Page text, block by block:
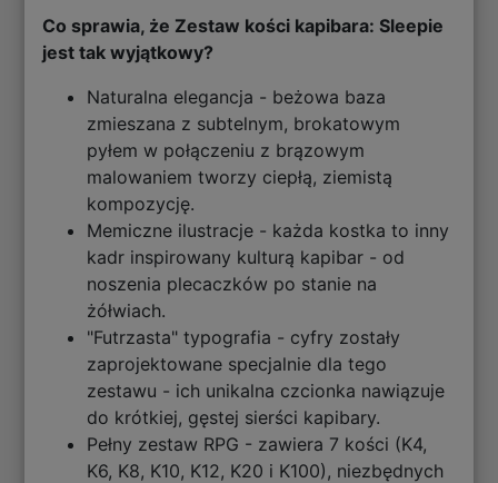
Co sprawia, że Zestaw kości kapibara: Sleepie
jest tak wyjątkowy?
Naturalna elegancja - beżowa baza
zmieszana z subtelnym, brokatowym
pyłem w połączeniu z brązowym
malowaniem tworzy ciepłą, ziemistą
kompozycję.
Memiczne ilustracje - każda kostka to inny
kadr inspirowany kulturą kapibar - od
noszenia plecaczków po stanie na
żółwiach.
"Futrzasta" typografia - cyfry zostały
zaprojektowane specjalnie dla tego
zestawu - ich unikalna czcionka nawiązuje
do krótkiej, gęstej sierści kapibary.
Pełny zestaw RPG - zawiera 7 kości (K4,
K6, K8, K10, K12, K20 i K100), niezbędnych